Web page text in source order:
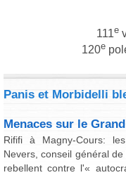
111e
120e
Panis et Morbidelli
Menaces sur le
Rififi à Magny-Cours:
Nevers, conseil général
rebellent contre l'«